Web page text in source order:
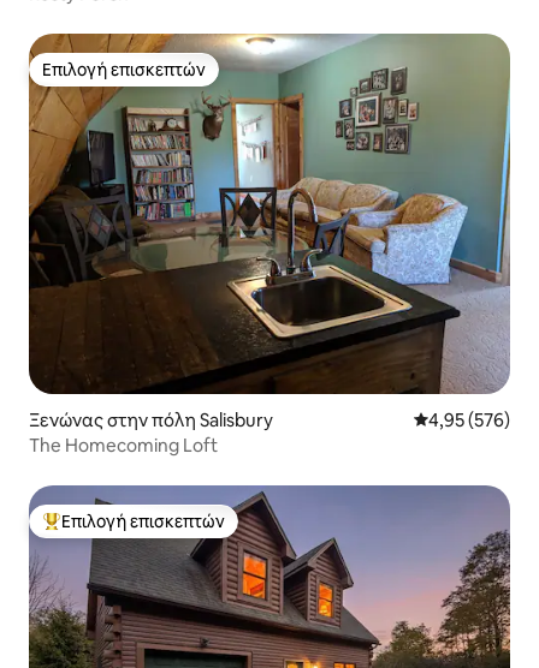
Επιλογή επισκεπτών
Επιλογή επισκεπτών
Ξενώνας στην πόλη Salisbury Μέση
4,95 (576)
The Homecoming Loft
Κορυφαία επιλογή επισκεπτών
Επιλογή επισκεπτών